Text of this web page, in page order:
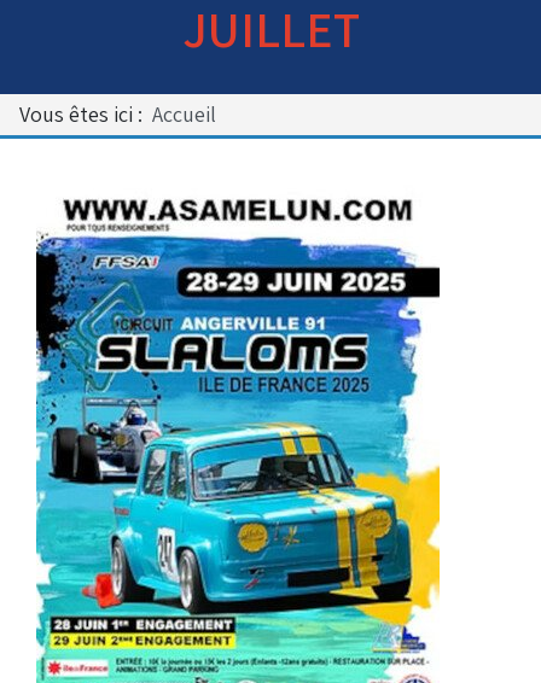
JUILLET
Vous êtes ici : Accueil
Les 50 ans du club
Vue aérienne
Accès au circuit
Chronos et Rapports
Horaires d'ouverture
Equipements Vidéo
Droits de piste
Homologation circuit